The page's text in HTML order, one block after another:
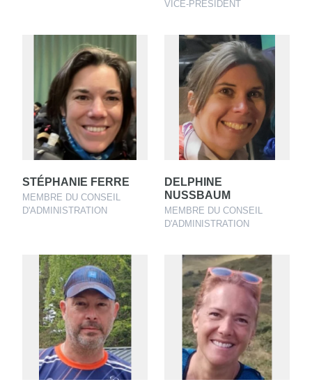
VICE-PRÉSIDENT
STÉPHANIE FERRE
MEMBRE DU CONSEIL
D'ADMINISTRATION
DELPHINE
NUSSBAUM
MEMBRE DU CONSEIL
D'ADMINISTRATION